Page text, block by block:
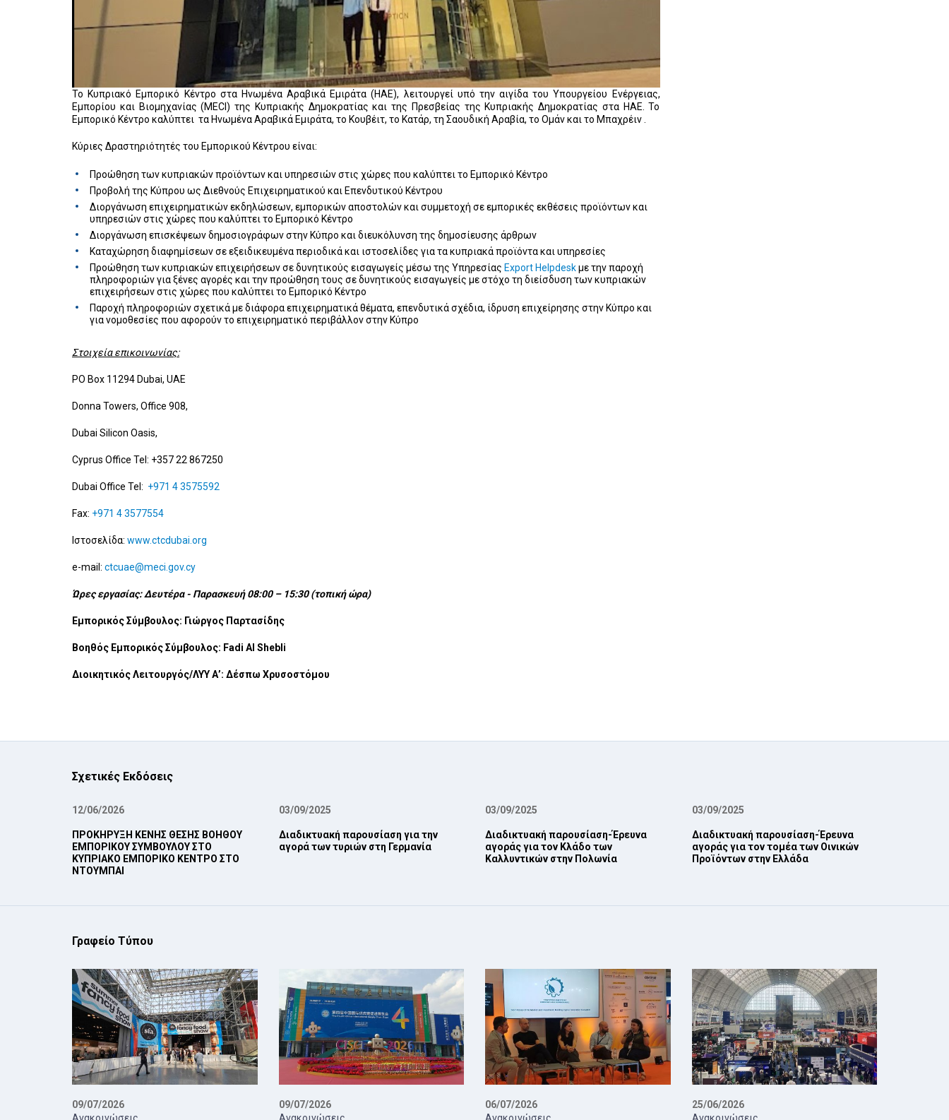
Το Κυπριακό Εμπορικό Κέντρο στα Ηνωμένα Αραβικά Εμιράτα (ΗΑΕ), λειτουργεί υπό την αιγίδα του Υπουργείου Ενέργειας,
Εμπορίου και Βιομηχανίας (MECI) της Κυπριακής Δημοκρατίας και της Πρεσβείας της Κυπριακής Δημοκρατίας στα ΗΑΕ. Το
Εμπορικό Κέντρο καλύπτει τα Ηνωμένα Αραβικά Εμιράτα, το Κουβέιτ, το Κατάρ, τη Σαουδική Αραβία, το Ομάν και το Μπαχρέιν .
Κύριες Δραστηριότητές του Εμπορικού Κέντρου είναι:
Προώθηση των κυπριακών προϊόντων και υπηρεσιών στις χώρες που καλύπτει το Εμπορικό Κέντρο
Προβολή της Κύπρου ως Διεθνούς Επιχειρηματικού και Επενδυτικού Κέντρου
Διοργάνωση επιχειρηματικών εκδηλώσεων, εμπορικών αποστολών και συμμετοχή σε εμπορικές εκθέσεις προϊόντων και
υπηρεσιών στις χώρες που καλύπτει το Εμπορικό Κέντρο
Διοργάνωση επισκέψεων δημοσιογράφων στην Κύπρο και διευκόλυνση της δημοσίευσης άρθρων
Καταχώρηση διαφημίσεων σε εξειδικευμένα περιοδικά και ιστοσελίδες για τα κυπριακά προϊόντα και υπηρεσίες
Προώθηση των κυπριακών επιχειρήσεων σε δυνητικούς εισαγωγείς μέσω της Υπηρεσίας Export Helpdeskμε την παροχή
πληροφοριών για ξένες αγορές και την προώθηση τους σε δυνητικούς εισαγωγείς με στόχο τη διείσδυση των κυπριακών
επιχειρήσεων στις χώρες που καλύπτει το Εμπορικό Κέντρο
Παροχή πληροφοριών σχετικά με διάφορα επιχειρηματικά θέματα, επενδυτικά σχέδια, ίδρυση επιχείρησης στην Κύπρο και
για νομοθεσίες που αφορούν το επιχειρηματικό περιβάλλον στην Κύπρο
Στοιχεία επικοινωνίας:
PO Box 11294 Dubai, UAE
Donna Towers, Office 908,
Dubai Silicon Oasis,
Cyprus Office Tel: +357 22 867250
Dubai Office Tel: +971 4 3575592
Fax: +971 4 3577554
Ιστοσελίδα: www.ctcdubai.org
e-mail: ctcuae@meci.gov.cy
Ώρες εργασίας: Δευτέρα - Παρασκευή 08:00 – 15:30 (τοπική ώρα)
Εμπορικός Σύμβουλος: Γιώργος Παρτασίδης
Βοηθός Εμπορικός Σύμβουλος: Fadi Al Shebli
Διοικητικός Λειτουργός/ΛΥΥ Α’: Δέσπω Χρυσοστόμου
Σχετικές Εκδόσεις
12/06/2026
ΠΡΟΚΗΡΥΞΗ ΚΕΝΗΣ ΘΕΣΗΣ ΒΟΗΘΟΥ
ΕΜΠΟΡΙΚΟΥ ΣΥΜΒΟΥΛΟΥ ΣΤΟ
ΚΥΠΡΙΑΚΟ ΕΜΠΟΡΙΚΟ ΚΕΝΤΡΟ ΣΤΟ
ΝΤΟΥΜΠΑΙ
03/09/2025
Διαδικτυακή παρουσίαση για την
αγορά των τυριών στη Γερμανία
03/09/2025
Διαδικτυακή παρουσίαση-Έρευνα
αγοράς για τον Κλάδο των
Καλλυντικών στην Πολωνία
03/09/2025
Διαδικτυακή παρουσίαση-Έρευνα
αγοράς για τον τομέα των Οινικών
Προϊόντων στην Ελλάδα
Γραφείο Τύπου
09/07/2026
09/07/2026
06/07/2026
25/06/2026